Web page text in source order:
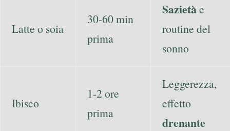
Latte o soia
30-60 min
prima
Sazietàe
routine del
sonno
Ibisco
1-2 ore
prima
Leggerezza,
effetto
drenante